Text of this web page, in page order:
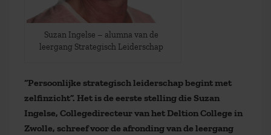
Suzan Ingelse – alumna van de
leergang Strategisch Leiderschap
“Persoonlijke strategisch leiderschap begint met
zelfinzicht”. Het is de eerste stelling die Suzan
Ingelse, Collegedirecteur van het Deltion College in
Zwolle, schreef voor de afronding van de leergang